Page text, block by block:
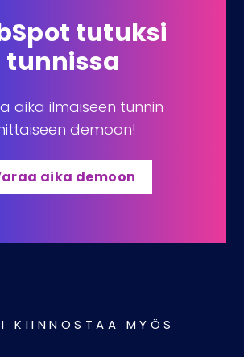
tutuksi
tunnissa
aika ilmaiseen tunnin
demoon!
aika demoon
KIINNOSTAA MYÖS